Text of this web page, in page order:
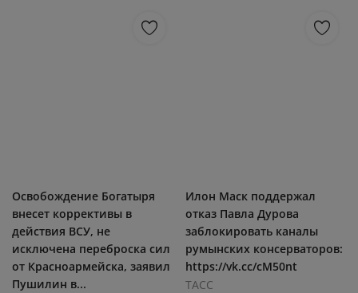
Освобождение Богатыря
внесет коррективы в
действия ВСУ, не
исключена переброска сил
от Красноармейска, заявил
Пушилин в...
Илон Маск поддержал
отказ Павла Дурова
заблокировать каналы
румынских консерваторов:
https://vk.cc/cM50nt
ТАСС